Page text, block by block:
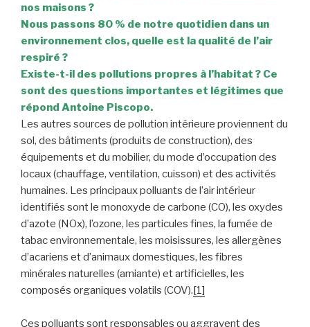
nos maisons ?
Nous passons 80 % de notre quotidien dans un
environnement clos, quelle est la qualité de l’air
respiré ?
Existe-t-il des pollutions propres à l’habitat ? Ce
sont des questions importantes et légitimes que
répond Antoine Piscopo.
Les autres sources de pollution intérieure proviennent du
sol, des bâtiments (produits de construction), des
équipements et du mobilier, du mode d’occupation des
locaux (chauffage, ventilation, cuisson) et des activités
humaines. Les principaux polluants de l’air intérieur
identifiés sont le monoxyde de carbone (CO), les oxydes
d’azote (NOx), l’ozone, les particules fines, la fumée de
tabac environnementale, les moisissures, les allergènes
d’acariens et d’animaux domestiques, les fibres
minérales naturelles (amiante) et artificielles, les
composés organiques volatils (COV).[1]
Ces polluants sont responsables ou aggravent des